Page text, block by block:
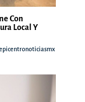
Con
Local Y